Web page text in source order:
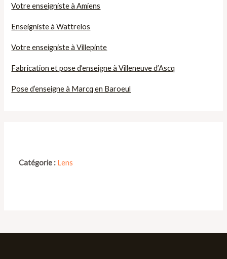
Votre enseigniste à Amiens
Enseigniste à Wattrelos
Votre enseigniste à Villepinte
Fabrication et pose d’enseigne à Villeneuve d’Ascq
Pose d’enseigne à Marcq en Baroeul
Catégorie : Lens